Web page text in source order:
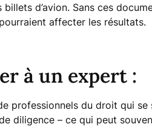
billets d’avion. Sans ces
affecter les résultats.
à un expert :
professionnels du droit qui
diligence – ce qui peut